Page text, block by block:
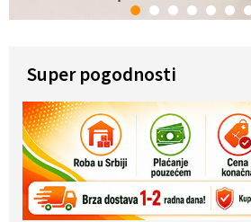
1 2 3 4 5 6 7
Super pogodnosti